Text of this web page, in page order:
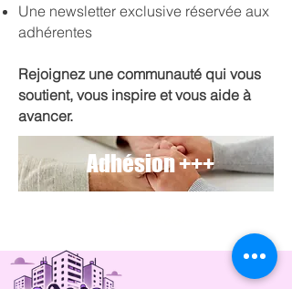
Une newsletter exclusive réservée aux
adhérentes
Rejoignez une communauté qui vous
soutient, vous inspire et vous aide à
avancer.
Adhésion +++